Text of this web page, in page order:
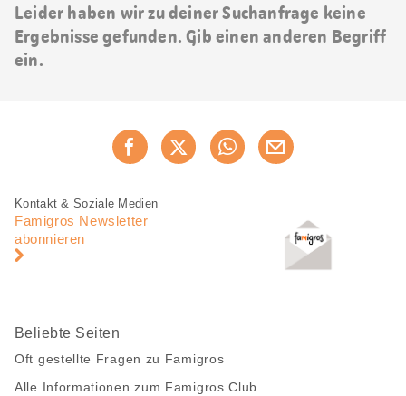
Leider haben wir zu deiner Suchanfrage keine
Ergebnisse gefunden. Gib einen anderen Begriff
ein.
Jetzt weiterempfehlen
Fusszeile
Fusszeile
Navigation
Kontakt & Soziale Medien
Famigros Newsletter
abonnieren
Beliebte Seiten
Oft gestellte Fragen zu Famigros
Alle Informationen zum Famigros Club